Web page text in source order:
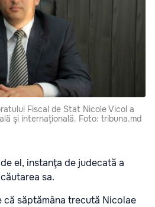
Fiscal de Stat Nicole Vicol a
şi internaţională. Foto: tribuna.md
el, instanţa de judecată a
sa.
că săptămâna trecută Nicolae